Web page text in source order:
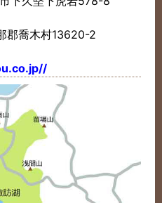
郡喬木村13620-2